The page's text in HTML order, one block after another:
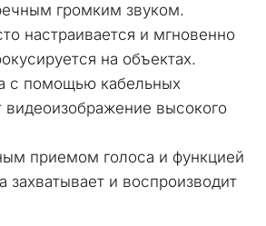
громким звуком.
настраивается и мгновенно
на объектах.
с помощью кабельных
видеоизображение высокого
приемом голоса и функцией
захватывает и воспроизводит